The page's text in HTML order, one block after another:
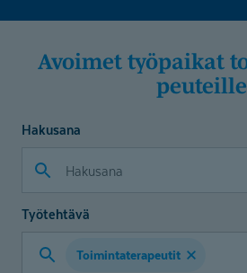
Avoimet työpaikat toimintate­ra­
peuteille
Hakusana
Työtehtävä
Valitse
Toimintaterapeutit